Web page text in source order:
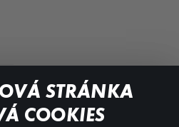
STRÁNKA
COOKIES